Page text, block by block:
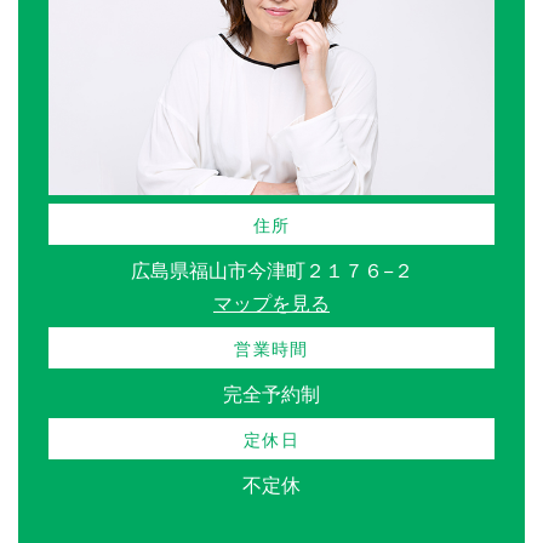
住所
広島県福山市今津町２１７６−２
マップを見る
営業時間
完全予約制
定休日
不定休